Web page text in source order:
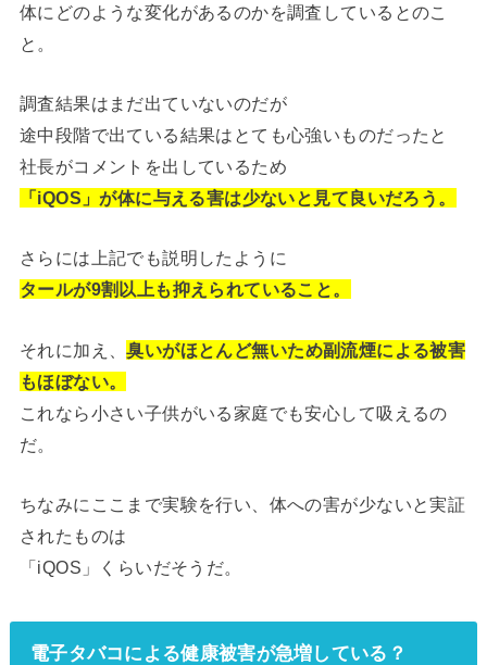
体にどのような変化があるのかを調査しているとのこ
と。
調査結果はまだ出ていないのだが
途中段階で出ている結果はとても心強いものだったと
社長がコメントを出しているため
「iQOS」が体に与える害は少ないと見て良いだろう。
さらには上記でも説明したように
タールが9割以上も抑えられていること。
それに加え、臭いがほとんど無いため副流煙による被害
もほぼない。
これなら小さい子供がいる家庭でも安心して吸えるの
だ。
ちなみにここまで実験を行い、体への害が少ないと実証
されたものは
「iQOS」くらいだそうだ。
電子タバコによる健康被害が急増している？